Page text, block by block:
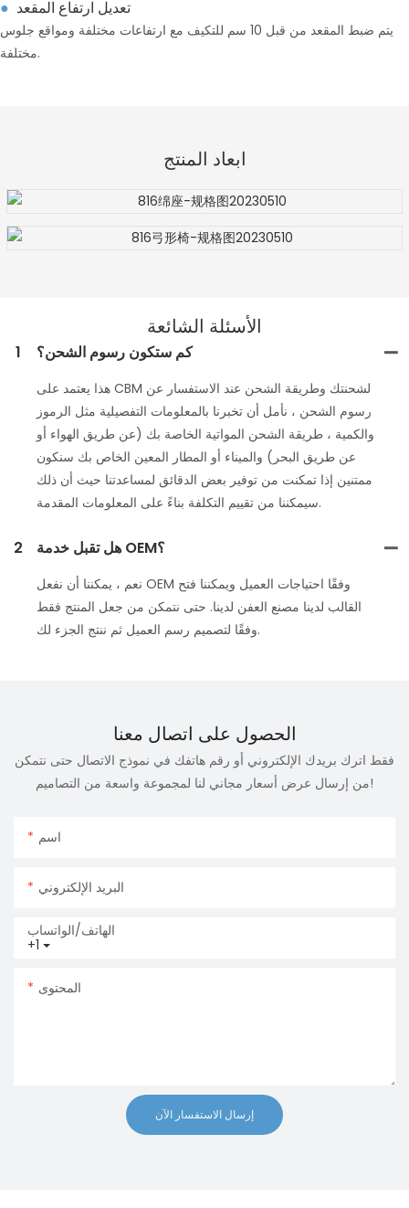
● تعديل ارتفاع المقعد
يتم ضبط المقعد من قبل 10 سم للتكيف مع ارتفاعات مختلفة ومواقع جلوس
مختلفة.
ابعاد المنتج
الأسئلة الشائعة
1 كم ستكون رسوم الشحن؟
هذا يعتمد على CBM لشحنتك وطريقة الشحن عند الاستفسار عن
رسوم الشحن ، نأمل أن تخبرنا بالمعلومات التفصيلية مثل الرموز
والكمية ، طريقة الشحن المواتية الخاصة بك (عن طريق الهواء أو
عن طريق البحر) والميناء أو المطار المعين الخاص بك سنكون
ممتنين إذا تمكنت من توفير بعض الدقائق لمساعدتنا حيث أن ذلك
سيمكننا من تقييم التكلفة بناءً على المعلومات المقدمة.
2 هل تقبل خدمة OEM؟
نعم ، يمكننا أن نفعل OEM وفقًا احتياجات العميل ويمكننا فتح
القالب لدينا مصنع العفن لدينا. حتى نتمكن من جعل المنتج فقط
وفقًا لتصميم رسم العميل ثم ننتج الجزء لك.
الحصول على اتصال معنا
فقط اترك بريدك الإلكتروني أو رقم هاتفك في نموذج الاتصال حتى نتمكن
من إرسال عرض أسعار مجاني لنا لمجموعة واسعة من التصاميم!
اسم
البريد الإلكتروني
+1
الهاتف/الواتساب
المحتوى
إرسال الاستفسار الآن